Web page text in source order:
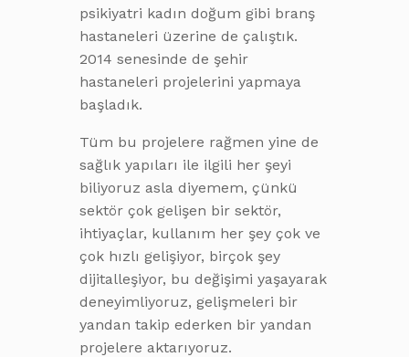
psikiyatri kadın doğum gibi branş
hastaneleri üzerine de çalıştık.
2014 senesinde de şehir
hastaneleri projelerini yapmaya
başladık.
Tüm bu projelere rağmen yine de
sağlık yapıları ile ilgili her şeyi
biliyoruz asla diyemem, çünkü
sektör çok gelişen bir sektör,
ihtiyaçlar, kullanım her şey çok ve
çok hızlı gelişiyor, birçok şey
dijitalleşiyor, bu değişimi yaşayarak
deneyimliyoruz, gelişmeleri bir
yandan takip ederken bir yandan
projelere aktarıyoruz.